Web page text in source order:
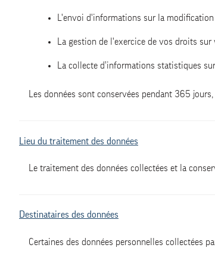
L'envoi d'informations sur la
La gestion de l'exercice de vos droits sur
La collecte d’informations statistiques
Les données sont conservées pendant 365
Lieu du traitement des données
Le traitement des données collectées et la
Destinataires des données
Certaines des données personnelles collectées